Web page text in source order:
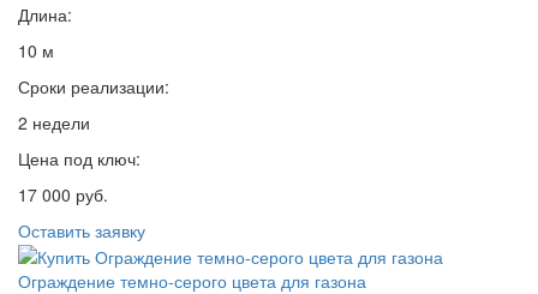
Длина:
10 м
Сроки реализации:
2 недели
Цена под ключ:
17 000 руб.
Оставить заявку
Ограждение темно-серого цвета для газона